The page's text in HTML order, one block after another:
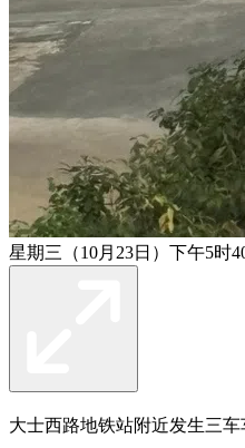
星期三（10月23日）下午5时
大士西路地铁站附近发生三车